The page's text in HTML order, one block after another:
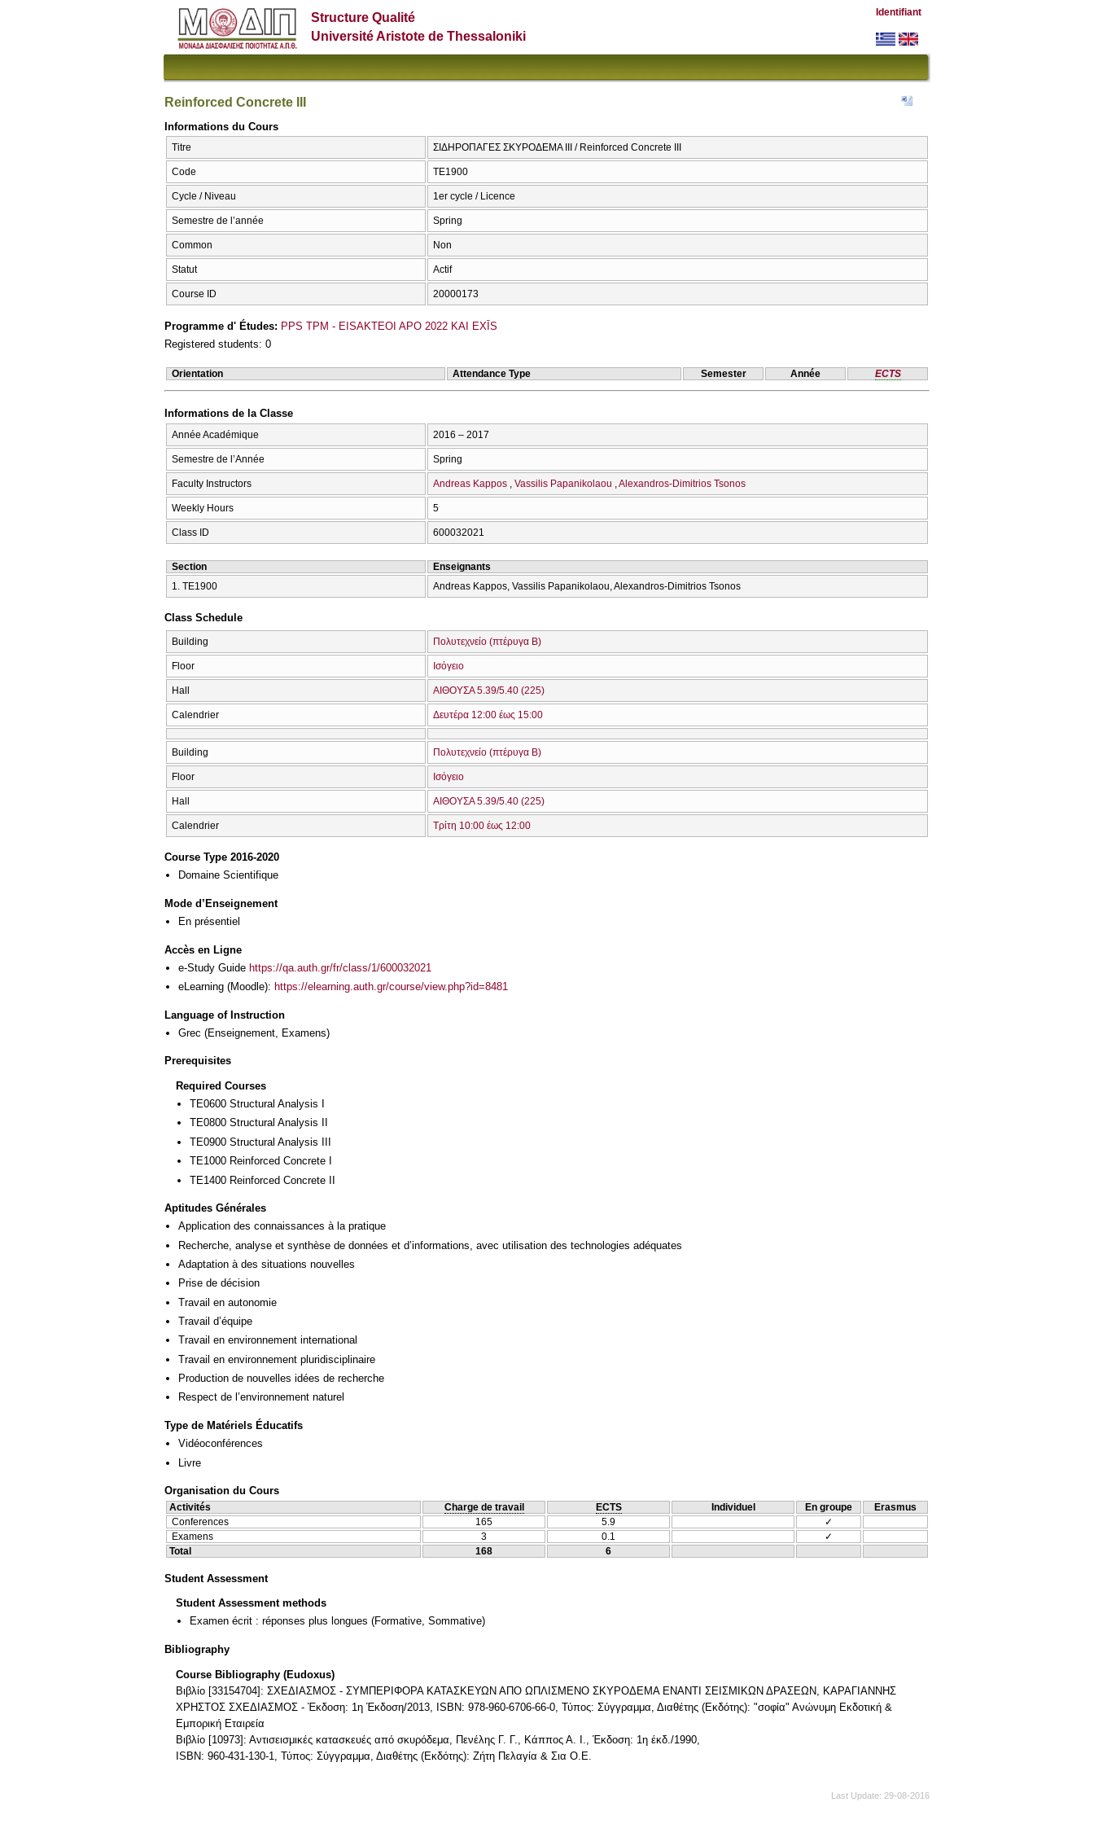
Structure Qualité
Université Aristote de Thessaloniki
Identifiant
Reinforced Concrete III
Informations du Cours
Titre ΣΙΔΗΡΟΠΑΓΕΣ ΣΚΥΡΟΔΕΜΑ ΙΙΙ / Reinforced Concrete III
Code ΤΕ1900
Cycle / Niveau 1er cycle / Licence
Semestre de l’année Spring
Common Non
Statut Actif
Course ID 20000173
Programme d' Études: PPS TPM - EISAKTEOI APO 2022 KAI EXĪS
Registered students: 0
Orientation Attendance Type Semester Année ECTS
Informations de la Classe
Année Académique 2016 – 2017
Semestre de l’Année Spring
Faculty Instructors Andreas Kappos Vassilis Papanikolaou Alexandros-Dimitrios Tsonos
Weekly Hours 5
Class ID 600032021
Section
Enseignants
1. ΤΕ1900
Andreas Kappos, Vassilis Papanikolaou, Alexandros-Dimitrios Tsonos
Class Schedule
Building Πολυτεχνείο (πτέρυγα Β)
Floor Ισόγειο
Hall ΑΙΘΟΥΣΑ 5.39/5.40 (225)
Calendrier Δευτέρα 12:00 έως 15:00
Building Πολυτεχνείο (πτέρυγα Β)
Floor Ισόγειο
Hall ΑΙΘΟΥΣΑ 5.39/5.40 (225)
Calendrier Τρίτη 10:00 έως 12:00
Course Type 2016-2020
Domaine Scientifique
Mode d’Enseignement
En présentiel
Accès en Ligne
e-Study Guide https://qa.auth.gr/fr/class/1/600032021
eLearning (Moodle): https://elearning.auth.gr/course/view.php?id=8481
Language of Instruction
Grec (Enseignement, Examens)
Prerequisites
Required Courses
ΤΕ0600 Structural Analysis I
ΤΕ0800 Structural Analysis II
ΤΕ0900 Structural Analysis III
ΤΕ1000 Reinforced Concrete I
ΤΕ1400 Reinforced Concrete II
Aptitudes Générales
Application des connaissances à la pratique
Recherche, analyse et synthèse de données et d’informations, avec utilisation des technologies adéquates
Adaptation à des situations nouvelles
Prise de décision
Travail en autonomie
Travail d’équipe
Travail en environnement international
Travail en environnement pluridisciplinaire
Production de nouvelles idées de recherche
Respect de l’environnement naturel
Type de Matériels Éducatifs
Vidéoconférences
Livre
Organisation du Cours
Activités Charge de travail ECTS Individuel En groupe
Erasmus
Conferences
165 5.9
✓
Examens
3 0.1
✓
Total
168 6
Student Assessment
Student Assessment methods
Examen écrit : réponses plus longues (Formative, Sommative)
Bibliography
Course Bibliography (Eudoxus)
Βιβλίο [33154704]: ΣΧΕΔΙΑΣΜΟΣ - ΣΥΜΠΕΡΙΦΟΡΑ ΚΑΤΑΣΚΕΥΩΝ ΑΠΟ ΩΠΛΙΣΜΕΝΟ ΣΚΥΡΟΔΕΜΑ ΕΝΑΝΤΙ ΣΕΙΣΜΙΚΩΝ ΔΡΑΣΕΩΝ, ΚΑΡΑΓΙΑΝΝΗΣ
ΧΡΗΣΤΟΣ ΣΧΕΔΙΑΣΜΟΣ - Έκδοση: 1η Έκδοση/2013, ISBN: 978-960-6706-66-0, Τύπος: Σύγγραμμα, Διαθέτης (Εκδότης): "σοφία" Ανώνυμη Εκδοτική &
Εμπορική Εταιρεία
Βιβλίο [10973]: Αντισεισμικές κατασκευές από σκυρόδεμα, Πενέλης Γ. Γ., Κάππος Α. Ι., Έκδοση: 1η έκδ./1990,
ISBN: 960-431-130-1, Τύπος: Σύγγραμμα, Διαθέτης (Εκδότης): Ζήτη Πελαγία & Σια Ο.Ε.
Last Update 29-08-2016